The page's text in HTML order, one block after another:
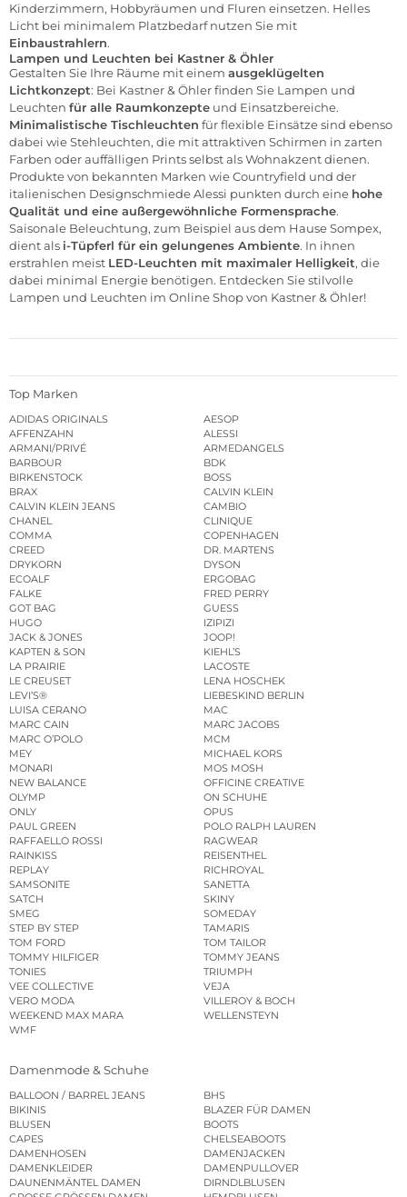
Kinderzimmern, Hobbyräumen und Fluren einsetzen. Helles
Licht bei minimalem Platzbedarf nutzen Sie mit
Einbaustrahlern.
Lampen und Leuchten bei Kastner & Öhler
Gestalten Sie Ihre Räume mit einem ausgeklügelten
Lichtkonzept: Bei Kastner & Öhler finden Sie Lampen und
Leuchten für alle Raumkonzepte und Einsatzbereiche.
Minimalistische Tischleuchten für flexible Einsätze sind ebenso
dabei wie Stehleuchten, die mit attraktiven Schirmen in zarten
Farben oder auffälligen Prints selbst als Wohnakzent dienen.
Produkte von bekannten Marken wieCountryfield und der
italienischen DesignschmiedeAlessi punkten durch eine hohe
Qualität und eine außergewöhnliche Formensprache.
Saisonale Beleuchtung, zum Beispiel aus dem HauseSompex,
dient als i-Tüpferl für ein gelungenes Ambiente. In ihnen
erstrahlen meist LED-Leuchten mit maximaler Helligkeit, die
dabei minimal Energie benötigen. Entdecken Sie stilvolle
Lampen und Leuchten im Online Shopvon Kastner & Öhler!
Top Marken
ADIDAS ORIGINALS
AESOP
AFFENZAHN
ALESSI
ARMANI/PRIVÉ
ARMEDANGELS
BARBOUR
BDK
BIRKENSTOCK
BOSS
BRAX
CALVIN KLEIN
CALVIN KLEIN JEANS
CAMBIO
CHANEL
CLINIQUE
COMMA
COPENHAGEN
CREED
DR. MARTENS
DRYKORN
DYSON
ECOALF
ERGOBAG
FALKE
FRED PERRY
GOT BAG
GUESS
HUGO
IZIPIZI
JACK & JONES
JOOP!
KAPTEN & SON
KIEHL’S
LA PRAIRIE
LACOSTE
LE CREUSET
LENA HOSCHEK
LEVI’S®
LIEBESKIND BERLIN
LUISA CERANO
MAC
MARC CAIN
MARC JACOBS
MARC O’POLO
MCM
MEY
MICHAEL KORS
MONARI
MOS MOSH
NEW BALANCE
OFFICINE CREATIVE
OLYMP
ON SCHUHE
ONLY
OPUS
PAUL GREEN
POLO RALPH LAUREN
RAFFAELLO ROSSI
RAGWEAR
RAINKISS
REISENTHEL
REPLAY
RICHROYAL
SAMSONITE
SANETTA
SATCH
SKINY
SMEG
SOMEDAY
STEP BY STEP
TAMARIS
TOM FORD
TOM TAILOR
TOMMY HILFIGER
TOMMY JEANS
TONIES
TRIUMPH
VEE COLLECTIVE
VEJA
VERO MODA
VILLEROY & BOCH
WEEKEND MAX MARA
WELLENSTEYN
WMF
Damenmode & Schuhe
BALLOON / BARREL JEANS
BHS
BIKINIS
BLAZER FÜR DAMEN
BLUSEN
BOOTS
CAPES
CHELSEABOOTS
DAMENHOSEN
DAMENJACKEN
DAMENKLEIDER
DAMENPULLOVER
DAUNENMÄNTEL DAMEN
DIRNDLBLUSEN